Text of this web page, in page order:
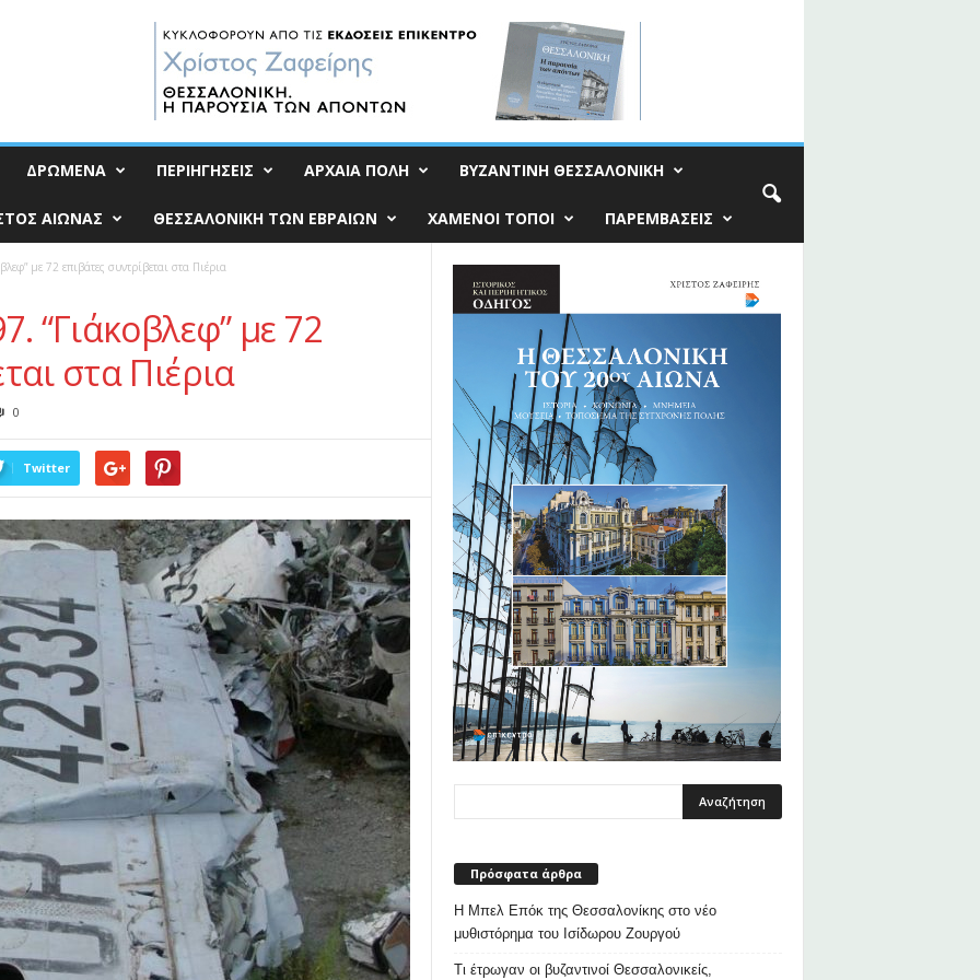
ΔΡΩΜΕΝΑ ΠΕΡΙΗΓΗΣΕΙΣ ΑΡΧΑΙΑ ΠΟΛΗ ΒΥΖΑΝΤΙΝΗ ΘΕΣΣΑΛΟΝΙΚΗ
ΑΙΩΝΑΣ ΘΕΣΣΑΛΟΝΙΚΗ ΤΩΝ ΕΒΡΑΙΩΝ ΧΑΜΕΝΟΙ ΤΟΠΟΙ ΠΑΡΕΜΒΑΣΕΙΣ
με 72 επιβάτες συντρίβεται στα Πιέρια
“Γιάκοβλεφ” με 72
στα Πιέρια
0
Twitter
Πρόσφατα άρθρα
Η Μπελ Επόκ της Θεσσαλονίκης στο νέο
μυθιστόρημα του Ισίδωρου Ζουργού
Τι έτρωγαν οι βυζαντινοί Θεσσαλονικείς,